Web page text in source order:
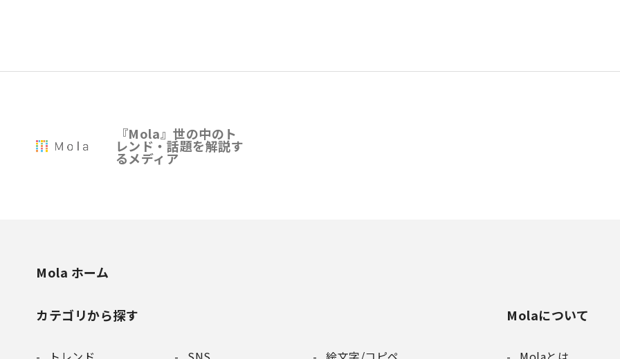
『Mola』世の中のト
レンド・話題を解説す
るメディア
Mola ホーム
カテゴリから探す Molaについて